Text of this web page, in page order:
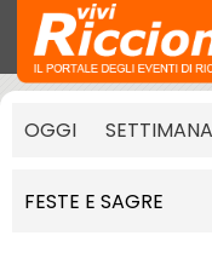
OGGI SETTIMANA
FESTE E SAGRE